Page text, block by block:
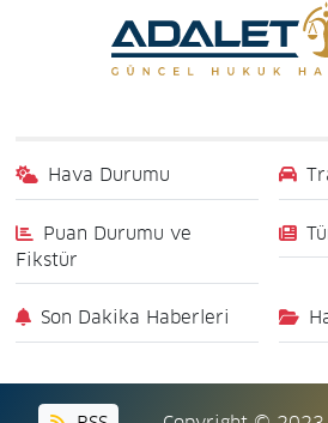
Hava Durumu
Puan Durumu ve
Fikstür
Son Dakika Haberleri